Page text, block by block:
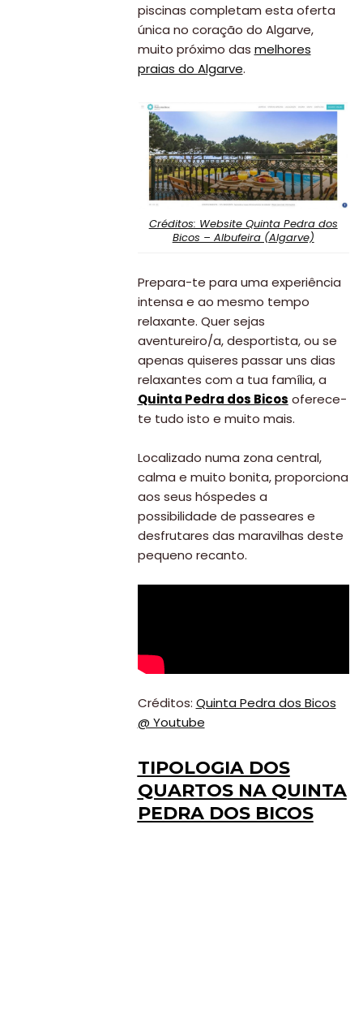
piscinas completam esta oferta
única no coração do Algarve,
muito próximo das melhores
praias do Algarve.
Créditos: Website Quinta Pedra dos
Bicos – Albufeira (Algarve)
Prepara-te para uma experiência
intensa e ao mesmo tempo
relaxante. Quer sejas
aventureiro/a, desportista, ou se
apenas quiseres passar uns dias
relaxantes com a tua família, a
Quinta Pedra dos Bicos oferece-
te tudo isto e muito mais.
Localizado numa zona central,
calma e muito bonita, proporciona
aos seus hóspedes a
possibilidade de passeares e
desfrutares das maravilhas deste
pequeno recanto.
Créditos: Quinta Pedra dos Bicos
@ Youtube
TIPOLOGIA DOS
QUARTOS NA QUINTA
PEDRA DOS BICOS